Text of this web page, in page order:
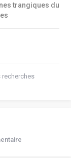
trangiques du